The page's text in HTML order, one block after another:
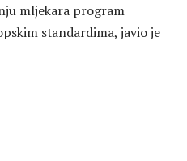
mljekara program
standardima, javio je